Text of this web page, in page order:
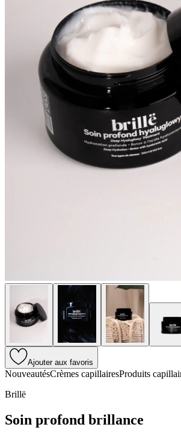
Ajouter aux favoris
NouveautésCrèmes capillairesProduits
Brillë
Soin profond brillance